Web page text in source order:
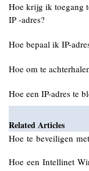
Hoe krijg ik toegang
IP -adres?
Hoe bepaal ik IP-
Hoe om te
Hoe een IP-adres te
Related Articles
Hoe te beveiligen
Hoe een Intellinet